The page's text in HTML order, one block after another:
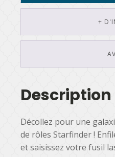
+
Description
Décollez pour une
de rôles Starfinder !
et saisissez votre fusil